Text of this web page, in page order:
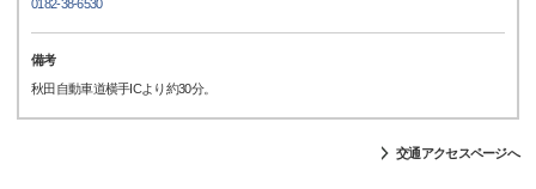
0182-38-6530
備考
秋田自動車道横手ICより約30分。
交通アクセスページへ